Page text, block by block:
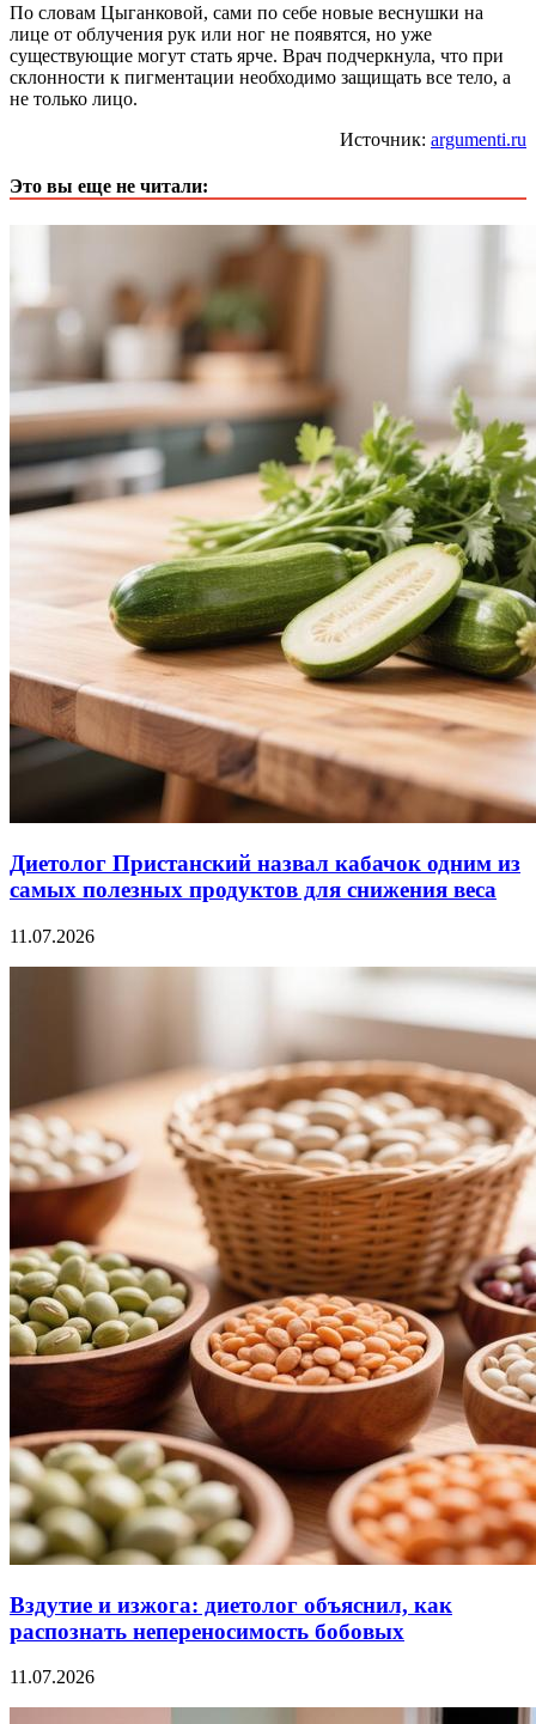
По словам Цыганковой, сами по себе новые веснушки на
лице от облучения рук или ног не появятся, но уже
существующие могут стать ярче. Врач подчеркнула, что при
склонности к пигментации необходимо защищать все тело, а
не только лицо.
Источник: argumenti.ru
Это вы еще не читали:
Диетолог Пристанский назвал кабачок одним из
самых полезных продуктов для снижения веса
11.07.2026
Вздутие и изжога: диетолог объяснил, как
распознать непереносимость бобовых
11.07.2026